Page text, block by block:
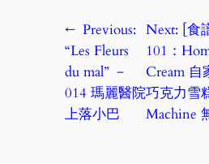
← Previous:
“Les Fleurs
du mal” －
014 瑪麗醫院
上落小巴
Next: [食
101：
Cream 自
巧克力雪
Machine